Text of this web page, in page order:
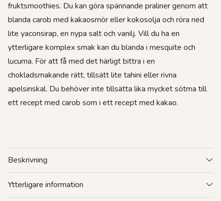
fruktsmoothies. Du kan göra spännande praliner genom att
blanda carob med kakaosmör eller kokosolja och röra ned
lite yaconsirap, en nypa salt och vanilj. Vill du ha en
ytterligare komplex smak kan du blanda i mesquite och
lucuma. För att få med det härligt bittra i en
chokladsmakande rätt, tillsätt lite tahini eller rivna
apelsinskal. Du behöver inte tillsätta lika mycket sötma till
ett recept med carob som i ett recept med kakao.
Beskrivning
Ytterligare information